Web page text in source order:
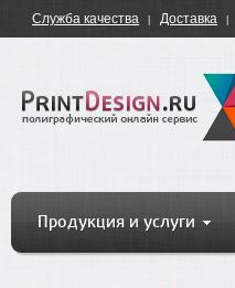
Служба качества Доставка
Продукция и услуги